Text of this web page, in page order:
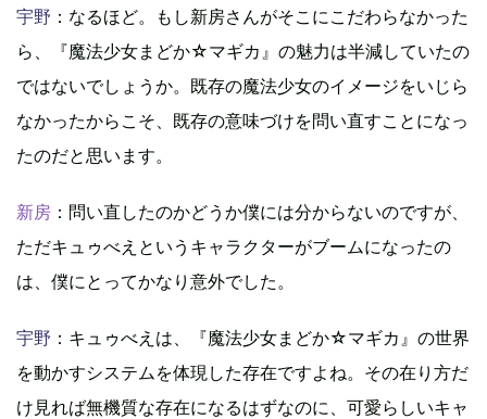
宇野 ：なるほど。もし新房さんがそこにこだわらなかった
ら、『魔法少女まどか☆マギカ』の魅力は半減していたの
ではないでしょうか。既存の魔法少女のイメージをいじら
なかったからこそ、既存の意味づけを問い直すことになっ
たのだと思います。
新房 ：問い直したのかどうか僕には分からないのですが、
ただキュゥべえというキャラクターがブームになったの
は、僕にとってかなり意外でした。
宇野 ：キュゥべえは、『魔法少女まどか☆マギカ』の世界
を動かすシステムを体現した存在ですよね。その在り方だ
け見れば無機質な存在になるはずなのに、可愛らしいキャ